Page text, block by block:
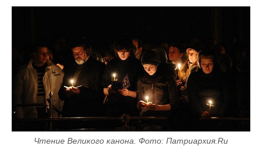
Чтение Великого канона. Фото: Патриархия.Ru